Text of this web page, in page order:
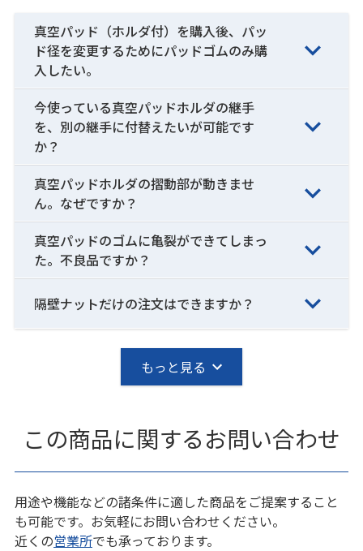
真空パッド（ホルダ付）を購入後、パッ
ド径を変更するためにパッドゴムのみ購
入したい。
今使っている真空パッドホルダの継手
を、別の継手に付替えたいが可能です
か？
真空パッドホルダの摺動部が動きませ
ん。なぜですか？
真空パッドのゴムに亀裂ができてしまっ
た。不良品ですか？
隔壁ナットだけの注文はできますか？
もっと見る
この商品に関するお問い合わせ
用途や機能などの諸条件に適した商品をご提案すること
も可能です。お気軽にお問い合わせください。
近くの営業所でも承っております。